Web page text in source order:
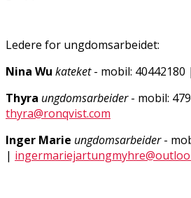
Ledere for ungdomsarbeidet:
Nina Wu kateket- mobil: 40442180 |
Thyra ungdomsarbeider- mobil:
thyra@ronqvist.com
Inger Marie ungdomsarbeider-
|